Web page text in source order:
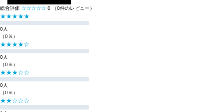
総合評価 ☆☆☆☆☆ 0 （0件のレビュー）
★★★★★
0人
（0％）
★★★★☆
0人
（0％）
★★★☆☆
0人
（0％）
★★☆☆☆